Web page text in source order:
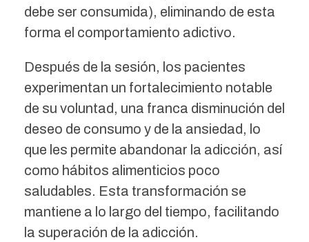
debe ser consumida), eliminando de esta
forma el comportamiento adictivo.
Después de la sesión, los pacientes
experimentan un fortalecimiento notable
de su voluntad, una franca disminución del
deseo de consumo y de la ansiedad, lo
que les permite abandonar la adicción, así
como hábitos alimenticios poco
saludables. Esta transformación se
mantiene a lo largo del tiempo, facilitando
la superación de la adicción.